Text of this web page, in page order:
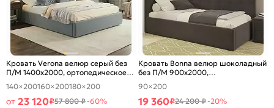
Кровать Verona велюр серый без
П/М 1400x2000, ортопедическое
основание, изголовье мягкое
140×200160×200180×200
от 23 120₽57 800 ₽-60%
Кровать Bonna велюр шоколадный
без П/М 900x2000,
ортопедическое основание,
изголовье мягкое
90×200
19 360₽24 200 ₽-20%